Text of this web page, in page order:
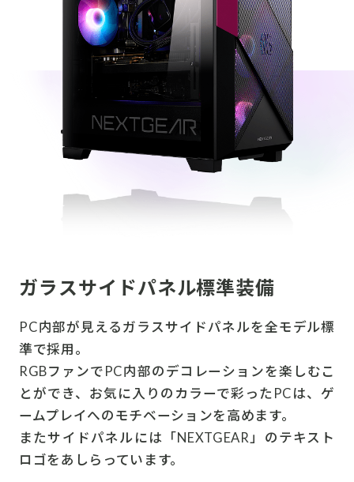
ガラスサイドパネル標準装備
PC内部が見えるガラスサイドパネルを全モデル標
準で採用。
RGBファンでPC内部のデコレーションを楽しむこ
とができ、お気に入りのカラーで彩ったPCは、ゲ
ームプレイへのモチベーションを高めます。
またサイドパネルには「NEXTGEAR」のテキスト
ロゴをあしらっています。